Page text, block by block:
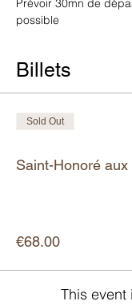
Prévoir 30mn de
possible
Billets
Sold Out
Saint-Honoré aux
€68.00
This event